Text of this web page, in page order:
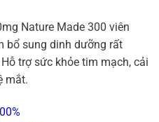
Nature Made 300 viên
bổ sung dinh dưỡng rất
trợ sức khỏe tim mạch, cải
mắt.